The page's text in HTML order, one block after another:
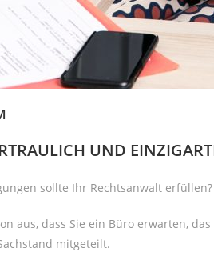
UND
sollte Ihr Rechtsanwalt erfüllen?
aus, dass Sie ein Büro erwarten,
mitgeteilt.